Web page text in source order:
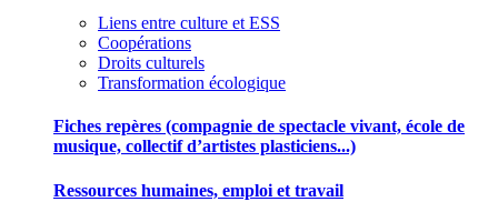
Liens entre culture et ESS
Coopérations
Droits culturels
Transformation écologique
Fiches repères (compagnie de spectacle vivant, école de
musique, collectif d’artistes plasticiens...)
Ressources humaines, emploi et travail